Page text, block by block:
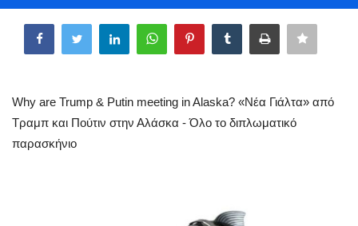
Arts & Culture
Sport
Why are Trump & Putin meeting in Alaska? «Νέα Γιάλτα» από
Τραμπ και Πούτιν στην Αλάσκα - Όλο το διπλωματικό
παρασκήνιο